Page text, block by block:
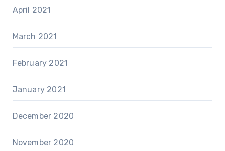
April 2021
March 2021
February 2021
January 2021
December 2020
November 2020